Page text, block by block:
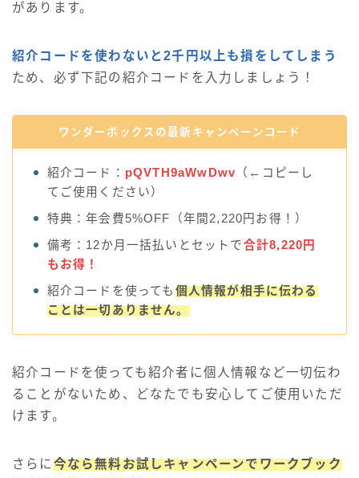
があります。
紹介コードを使わないと2千円以上も損をしてしまう
ため、必ず下記の紹介コードを入力しましょう！
ワンダーボックスの最新キャンペーンコード
紹介コード： pQVTH9aWwDwv （←コピーし
てご使用ください）
特典：年会費5%OFF（年間2,220円お得！）
備考：12か月一括払いとセットで合計8,220円
もお得！
紹介コードを使っても 個人情報が相手に伝わる
ことは一切ありません。
紹介コードを使っても紹介者に個人情報など一切伝わ
ることがないため、どなたでも安心してご使用いただ
けます。
さらに 今なら無料お試しキャンペーンでワークブック